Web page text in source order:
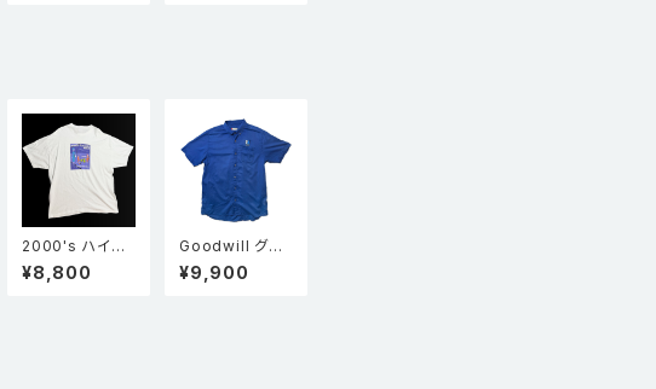
2000's ハイチ
製 Hanes ヘイ
ンズ SHAG シャ
¥8,800
Goodwill グッ
ドウィル ユニフォ
ーム 半袖ワーク
¥9,900